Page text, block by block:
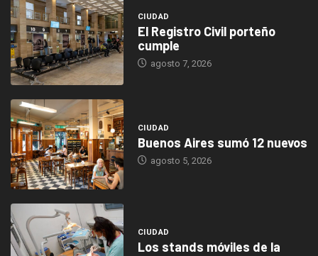
CIUDAD
El Registro Civil porteño
cumple
agosto 7, 2026
CIUDAD
Buenos Aires sumó 12 nuevos
agosto 5, 2026
CIUDAD
Los stands móviles de la